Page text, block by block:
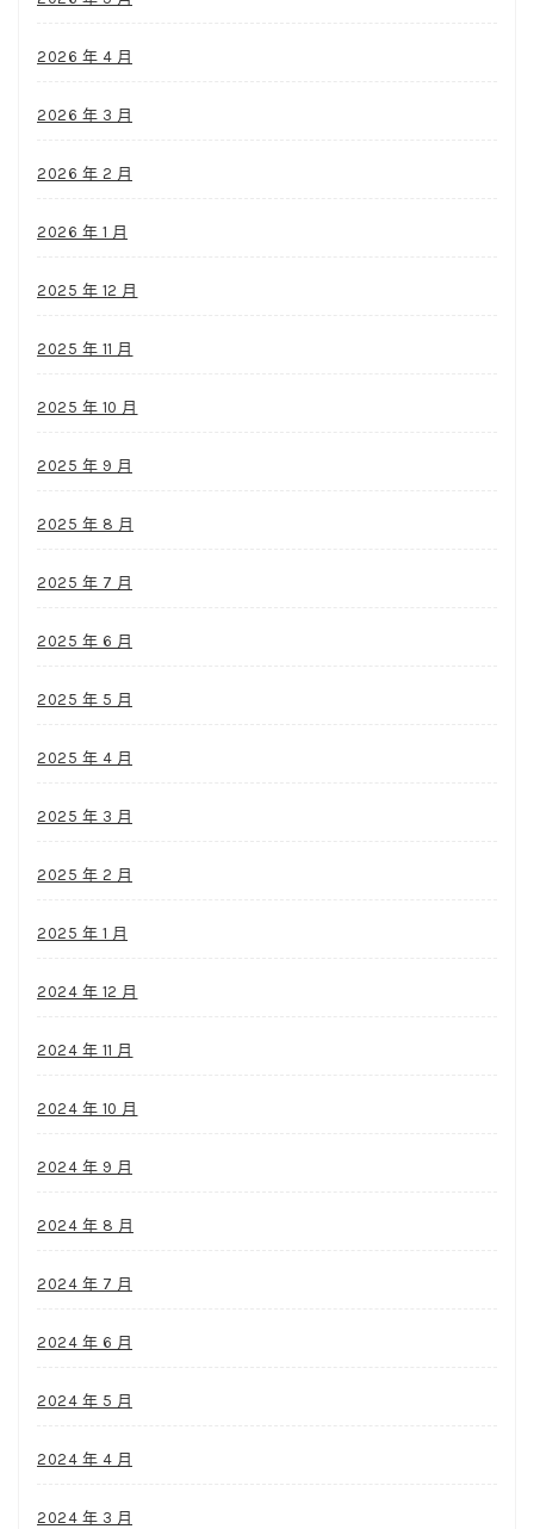
2026 年 4 月
2026 年 3 月
2026 年 2 月
2026 年 1 月
2025 年 12 月
2025 年 11 月
2025 年 10 月
2025 年 9 月
2025 年 8 月
2025 年 7 月
2025 年 6 月
2025 年 5 月
2025 年 4 月
2025 年 3 月
2025 年 2 月
2025 年 1 月
2024 年 12 月
2024 年 11 月
2024 年 10 月
2024 年 9 月
2024 年 8 月
2024 年 7 月
2024 年 6 月
2024 年 5 月
2024 年 4 月
2024 年 3 月